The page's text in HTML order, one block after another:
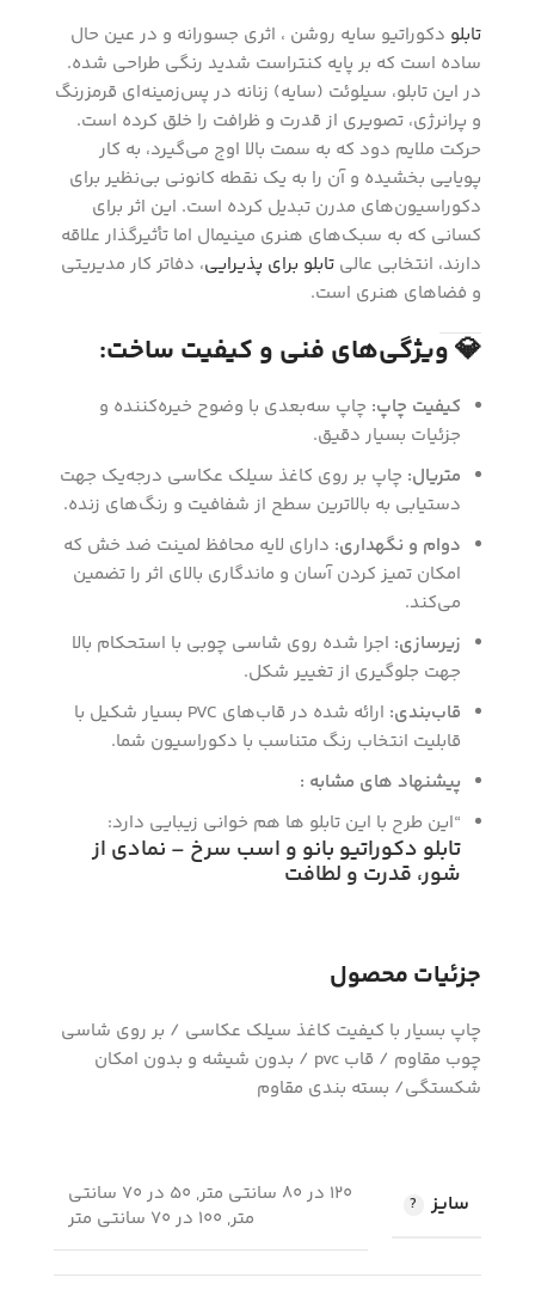
تابلو دکوراتیو سایه روشن ، اثری جسورانه و در عین حال
ساده است که بر پایه کنتراست شدید رنگی طراحی شده.
در این تابلو، سیلوئت (سایه) زنانه در پس‌زمینه‌ای قرمزرنگ
و پرانرژی، تصویری از قدرت و ظرافت را خلق کرده است.
حرکت ملایم دود که به سمت بالا اوج می‌گیرد، به کار
پویایی بخشیده و آن را به یک نقطه کانونی بی‌نظیر برای
دکوراسیون‌های مدرن تبدیل کرده است. این اثر برای
کسانی که به سبک‌های هنری مینیمال اما تأثیرگذار علاقه
دارند، انتخابی عالی تابلو برای پذیرایی، دفاتر کار مدیریتی
و فضاهای هنری است.
💎 ویژگی‌های فنی و کیفیت ساخت:
کیفیت چاپ: چاپ سه‌بعدی با وضوح خیره‌کننده و
جزئیات بسیار دقیق.
متریال: چاپ بر روی کاغذ سیلک عکاسی درجه‌یک جهت
دستیابی به بالاترین سطح از شفافیت و رنگ‌های زنده.
دوام و نگهداری: دارای لایه محافظ لمینت ضد خش که
امکان تمیز کردن آسان و ماندگاری بالای اثر را تضمین
می‌کند.
زیرسازی: اجرا شده روی شاسی چوبی با استحکام بالا
جهت جلوگیری از تغییر شکل.
قاب‌بندی:
ارائه شده در قاب‌های PVC بسیار شکیل با
قابلیت انتخاب رنگ متناسب با دکوراسیون شما.
پیشنهاد های مشابه :
“این طرح با این تابلو ها هم خوانی زیبایی دارد:
تابلو دکوراتیو بانو و اسب سرخ – نمادی از
شور، قدرت و لطافت
جزئیات محصول
چاپ بسیار با کیفیت کاغذ سیلک عکاسی / بر روی شاسی
چوب مقاوم / قاب pvc / بدون شیشه و بدون امکان
شکستگی/ بسته بندی مقاوم
سایز
120 در 80 سانتی متر, 50 در 70 سانتی
متر, 100 در 70 سانتی متر